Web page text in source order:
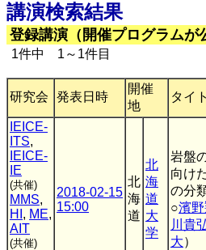
講演検索結果
登録講演（開催プログラムが
1件中 1～1件目
研究会 発表日時
開催
地
タイ
IEICE-
ITS,
IEICE-
IE
(共催)
MMS,
HI , ME,
AIT
(共催)
2018-02-15
15:00
北
海
道
北
海
道
大
学
岩盤
向け
の分
○濱
川貴
大）